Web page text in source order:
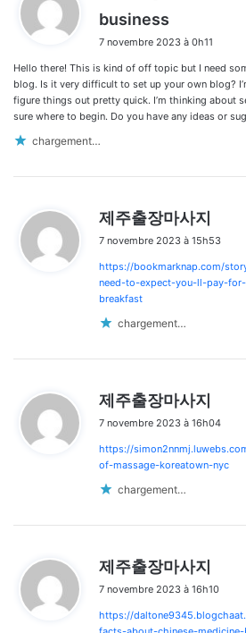
business
t
:
7 novembre 2023 à 0h11
Hello there! This is kind of off topic but I need
blog. Is it very difficult to set up your own blog?
figure things out pretty quick. I’m thinking about
sure where to begin. Do you have any ideas or
chargement…
제주출장마사지
t
:
7 novembre 2023 à 15h53
https://bookmarknap.com/
need-to-expect-you-ll-pay-
breakfast
chargement…
제주출장마사지
t
:
7 novembre 2023 à 16h04
https://
of-massage-koreatown-nyc
chargement…
제주출장마사지
t
:
7 novembre 2023 à 16h10
https://